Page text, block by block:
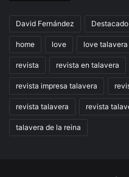
David Fernández Destacado
home love love talavera
revista revista en talavera
revista impresa talavera
revista talavera revista
talavera de la reina